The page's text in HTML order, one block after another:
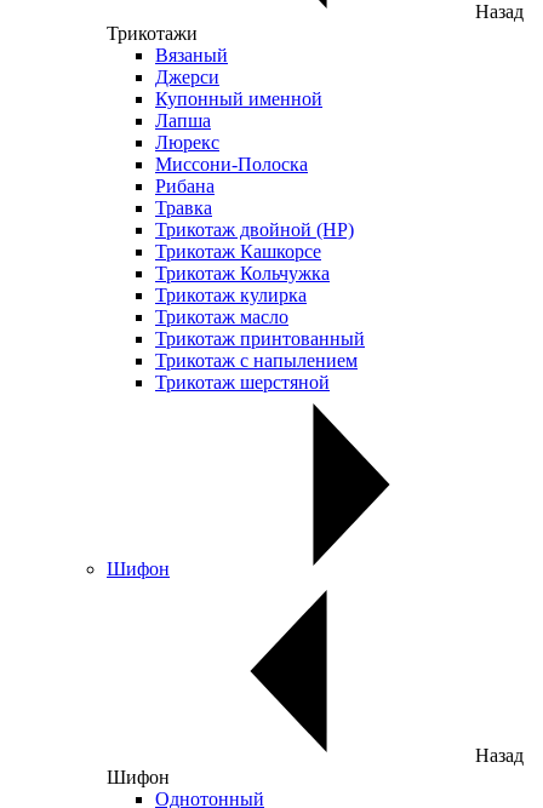
Назад
Трикотажи
Вязаный
Джерси
Купонный именной
Лапша
Люрекс
Миссони-Полоска
Рибана
Травка
Трикотаж двойной (НР)
Трикотаж Кашкорсе
Трикотаж Кольчужка
Трикотаж кулирка
Трикотаж масло
Трикотаж принтованный
Трикотаж с напылением
Трикотаж шерстяной
Шифон
Назад
Шифон
Однотонный